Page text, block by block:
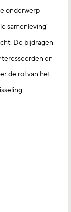
onderwerp
samenleving’
De bijdragen
en
de rol van het